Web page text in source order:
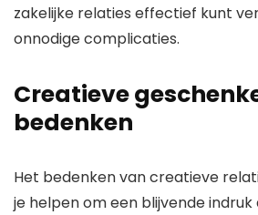
zakelijke relaties effectief kunt
onnodige complicaties.
Creatieve
bedenken
Het bedenken van creatieve
je helpen om een blijvende